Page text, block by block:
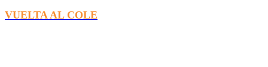
VUELTA AL COLE